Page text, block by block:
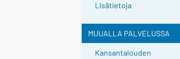
Lisätietoja
MUUALLA PALVELUSSA
Kansantalouden